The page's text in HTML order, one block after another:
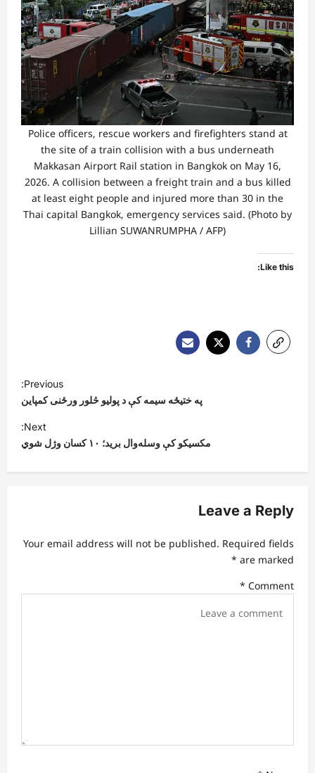
Police officers, rescue workers and firefighters stand at
the site of a train collision with a bus underneath
Makkasan Airport Rail station in Bangkok on May 16,
2026. A collision between a freight train and a bus killed
at least eight people and injured more than 30 in the
Thai capital Bangkok, emergency services said. (Photo by
Lillian SUWANRUMPHA / AFP)
Like this:
v
g
t
Previous:
په ختیځه سیمه کې د پولیو څلور ورځنی کمپاین
Next:
مکسیکو کې وسله‌وال برید؛ ۱۰ کسان وژل شوي
Leave a Reply
Your email address will not be published. Required fields
are marked
*
Comment
*